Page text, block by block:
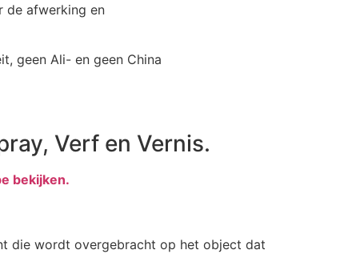
de afwerking en
geen Ali- en geen China
Verf en Vernis.
bekijken.
die wordt overgebracht op het object dat